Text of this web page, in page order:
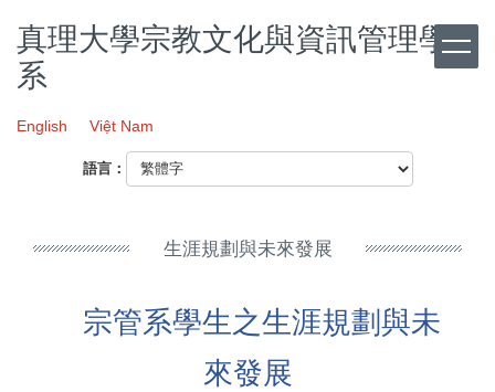
主
要
容
真理大學宗教文化與資訊管理學
系
English Việt Nam
語言：
生涯規劃與未來發展
宗管系學生之生涯規劃與未
來發展